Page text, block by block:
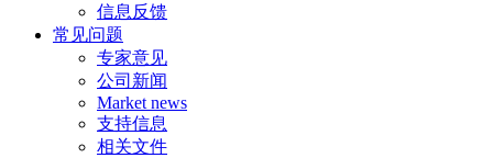
信息反馈
常见问题
专家意见
公司新闻
Market news
支持信息
相关文件